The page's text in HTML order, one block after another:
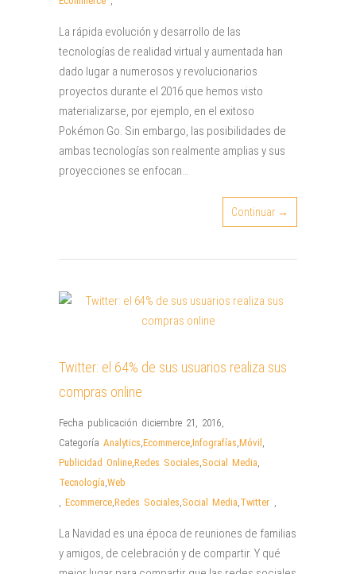
La rápida evolución y desarrollo de las
tecnologías de realidad virtual y aumentada han
dado lugar a numerosos y revolucionarios
proyectos durante el 2016 que hemos visto
materializarse, por ejemplo, en el exitoso
Pokémon Go. Sin embargo, las posibilidades de
ambas tecnologías son realmente amplias y sus
proyecciones se enfocan…
Continuar →
Twitter: el 64% de sus usuarios realiza sus
compras online
Fecha publicación diciembre 21, 2016,
Categoría Analytics,Ecommerce,Infografías,Móvil ,
Publicidad Online,Redes Sociales,Social Media,
Tecnología,Web
, Ecommerce,Redes Sociales,Social Media,Twitter ,
La Navidad es una época de reuniones de familias
y amigos, de celebración y de compartir. Y qué